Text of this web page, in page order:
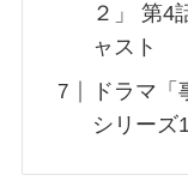
２」 第4
ャスト
ドラマ
シリーズ1